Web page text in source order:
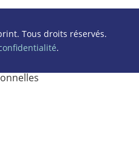
Tous droits réservés.
.